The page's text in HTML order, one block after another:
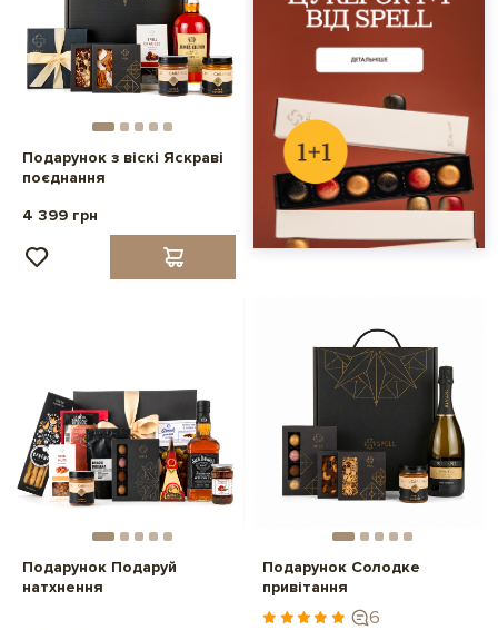
Подарунок з віскі Яскраві
поєднання
4 399 грн
Подарунок Подаруй
натхнення
Подарунок Солодке
привітання
6